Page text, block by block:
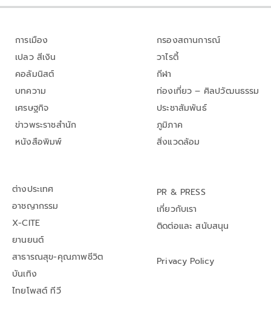
การเมือง
เปลว สีเงิน
คอลัมนิสต์
บทความ
เศรษฐกิจ
ข่าวพระราชสำนัก
หนังสือพิมพ์
กรองสถานการณ์
วาไรตี้
กีฬา
ท่องเที่ยว – ศิลปวัฒนธรรม
ประชาสัมพันธ์
ภูมิภาค
สิ่งแวดล้อม
ต่างประเทศ
อาชญากรรม
X-CITE
ยานยนต์
สาธารณสุข-คุณภาพชีวิต
บันเทิง
ไทยโพสต์ ทีวี
PR & PRESS
เกี่ยวกับเรา
ติดต่อและ สนับสนุน
Privacy Policy